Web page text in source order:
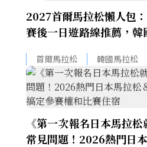
2027首爾馬拉松懶人包
賽後一日遊路線推薦，韓
首爾馬拉松 韓國馬拉松
《第一次報名日本馬拉
常見問題！2026熱門日